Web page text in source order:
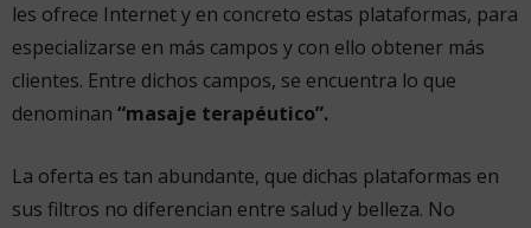
les ofrece Internet y en concreto estas plataformas, para
especializarse en más campos y con ello obtener más
clientes. Entre dichos campos, se encuentra lo que
denominan “masaje terapéutico”.
La oferta es tan abundante, que dichas plataformas en
sus filtros no diferencian entre salud y belleza. No